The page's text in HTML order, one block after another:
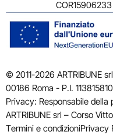
© 2011-2026 ARTRIBUNE
00186 Roma - P.I.
Privacy: Responsabile
ARTRIBUNE srl – Corso
Termini e condizioniPrivacy